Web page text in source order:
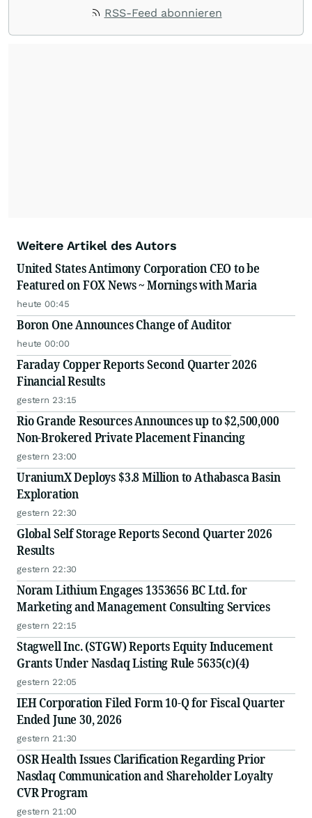
with their audiences where it matters most.
RSS-Feed abonnieren
Weitere Artikel des Autors
United States Antimony Corporation CEO to be
Featured on FOX News ~ Mornings with Maria
heute 00:45
Boron One Announces Change of Auditor
heute 00:00
Faraday Copper Reports Second Quarter 2026
Financial Results
gestern 23:15
Rio Grande Resources Announces up to $2,500,000
Non-Brokered Private Placement Financing
gestern 23:00
UraniumX Deploys $3.8 Million to Athabasca Basin
Exploration
gestern 22:30
Global Self Storage Reports Second Quarter 2026
Results
gestern 22:30
Noram Lithium Engages 1353656 BC Ltd. for
Marketing and Management Consulting Services
gestern 22:15
Stagwell Inc. (STGW) Reports Equity Inducement
Grants Under Nasdaq Listing Rule 5635(c)(4)
gestern 22:05
IEH Corporation Filed Form 10-Q for Fiscal Quarter
Ended June 30, 2026
gestern 21:30
OSR Health Issues Clarification Regarding Prior
Nasdaq Communication and Shareholder Loyalty
CVR Program
gestern 21:00